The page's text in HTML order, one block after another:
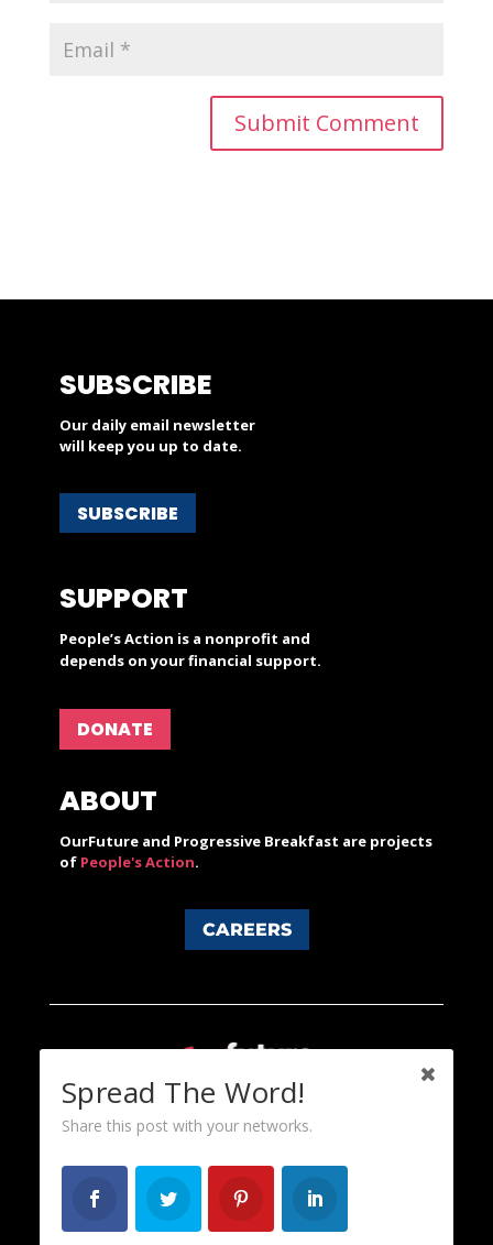
SUBSCRIBE
Our daily email newsletter
will keep you up to date.
SUBSCRIBE
SUPPORT
People’s Action is a nonprofit and
depends on your financial support.
DONATE
ABOUT
OurFuture and Progressive Breakfast are projects
of People's Action.
CAREERS
Spread The Word!
Share this post with your networks.